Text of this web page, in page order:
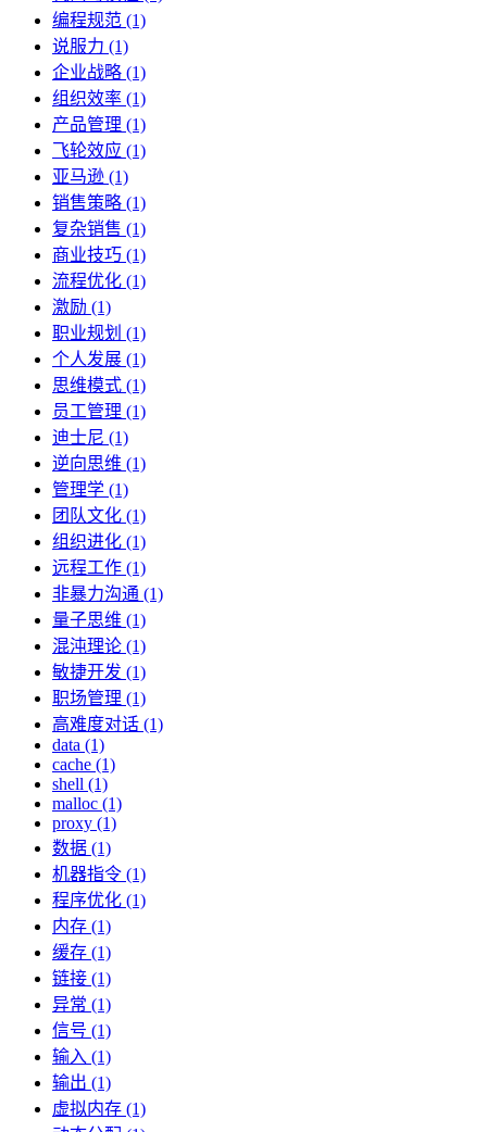
编程规范 (1)
说服力 (1)
企业战略 (1)
组织效率 (1)
产品管理 (1)
飞轮效应 (1)
亚马逊 (1)
销售策略 (1)
复杂销售 (1)
商业技巧 (1)
流程优化 (1)
激励 (1)
职业规划 (1)
个人发展 (1)
思维模式 (1)
员工管理 (1)
迪士尼 (1)
逆向思维 (1)
管理学 (1)
团队文化 (1)
组织进化 (1)
远程工作 (1)
非暴力沟通 (1)
量子思维 (1)
混沌理论 (1)
敏捷开发 (1)
职场管理 (1)
高难度对话 (1)
data (1)
cache (1)
shell (1)
malloc (1)
proxy (1)
数据 (1)
机器指令 (1)
程序优化 (1)
内存 (1)
缓存 (1)
链接 (1)
异常 (1)
信号 (1)
输入 (1)
输出 (1)
虚拟内存 (1)